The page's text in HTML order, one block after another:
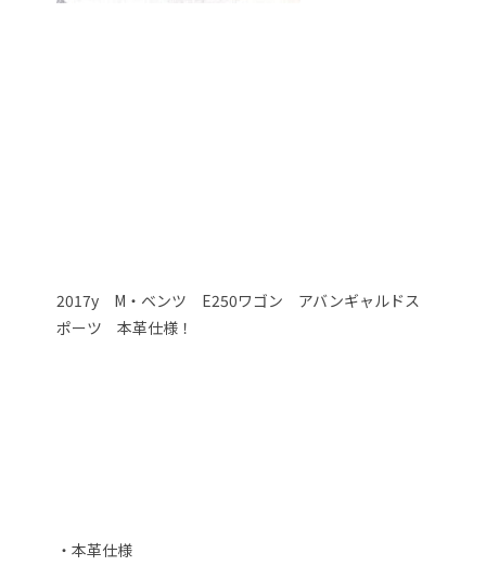
2017y M・ベンツ E250ワゴン アバンギャルドス
ポーツ 本革仕様！
・本革仕様